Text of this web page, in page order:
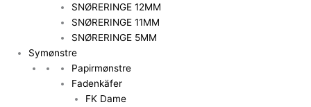
SNØRERINGE 12MM
SNØRERINGE 11MM
SNØRERINGE 5MM
Symønstre
Papirmønstre
Fadenkäfer
FK Dame